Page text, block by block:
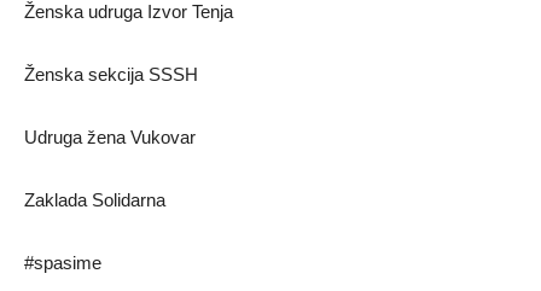
Ženska udruga Izvor Tenja
Ženska sekcija SSSH
Udruga žena Vukovar
Zaklada Solidarna
#spasime